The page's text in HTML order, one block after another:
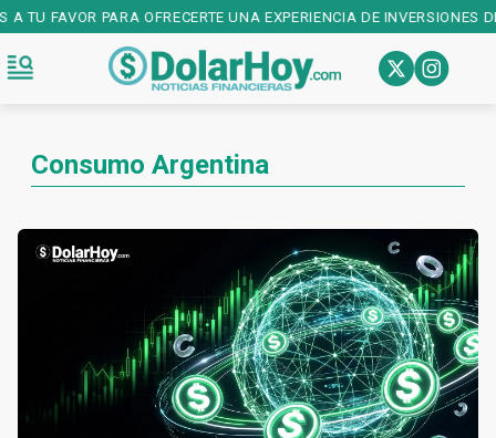
FAVOR PARA OFRECERTE UNA EXPERIENCIA DE INVERSIONES
Consumo Argentina